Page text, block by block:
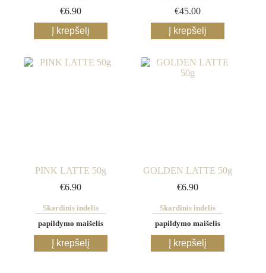
€6.90
Į krepšelį
€45.00
Į krepšelį
PINK LATTE 50g
€6.90
Skardinis indelis
papildymo maišelis
Į krepšelį
This
product
GOLDEN LATTE 50g
€6.90
Skardinis indelis
papildymo maišelis
Į krepšelį
This
product